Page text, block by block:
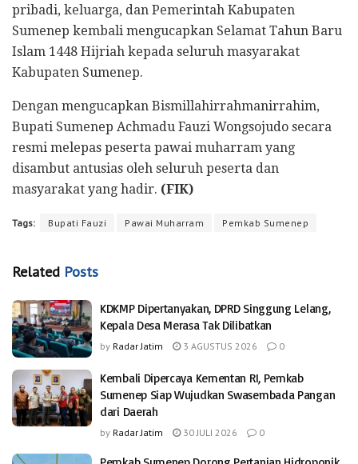
pribadi, keluarga, dan Pemerintah Kabupaten
Sumenep kembali mengucapkan Selamat Tahun Baru
Islam 1448 Hijriah kepada seluruh masyarakat
Kabupaten Sumenep.
Dengan mengucapkan Bismillahirrahmanirrahim,
Bupati Sumenep Achmadu Fauzi Wongsojudo secara
resmi melepas peserta pawai muharram yang
disambut antusias oleh seluruh peserta dan
masyarakat yang hadir. (FIK)
Tags: Bupati Fauzi Pawai Muharram Pemkab Sumenep
Related Posts
KDKMP Dipertanyakan, DPRD Singgung Lelang,
Kepala Desa Merasa Tak Dilibatkan
by Radar Jatim 3 AGUSTUS 2026 0
Kembali Dipercaya Kementan RI, Pemkab
Sumenep Siap Wujudkan Swasembada Pangan
dari Daerah
by Radar Jatim 30 JULI 2026 0